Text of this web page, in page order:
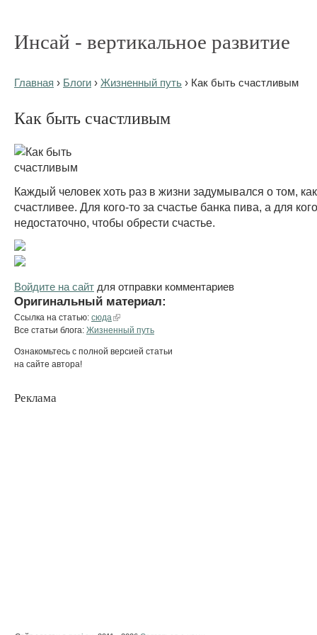
Инсай - вертикальное развитие
Главная › Блоги › Жизненный путь › Как быть счастливым
Как быть счастливым
Каждый человек хоть раз в жизни задумывался о том,
счастливее. Для кого-то за счастье банка пива, а для
недостаточно, чтобы обрести счастье.
Войдите на сайт для отправки комментариев
Оригинальный материал:
Ссылка на статью: сюда
Все статьи блога: Жизненный путь
Ознакомьтесь с полной версией статьи
на сайте автора!
Реклама